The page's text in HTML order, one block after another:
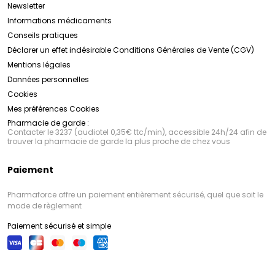
Newsletter
Informations médicaments
Conseils pratiques
Déclarer un effet indésirableConditions Générales de Vente (CGV)
Mentions légales
Données personnelles
Cookies
Mes préférences Cookies
Pharmacie de garde :
Contacter le 3237 (audiotel 0,35€ ttc/min), accessible 24h/24 afin de
trouver la pharmacie de garde la plus proche de chez vous
Paiement
Pharmaforce offre un paiement entièrement sécurisé, quel que soit le
mode de règlement
Paiement sécurisé et simple